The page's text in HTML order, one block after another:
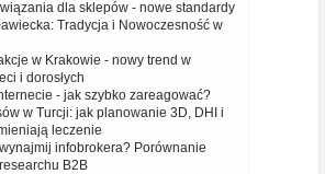
dla sklepów - nowe standardy
Tradycja i Nowoczesność w
w Krakowie - nowy trend w
i dorosłych
- jak szybko zareagować?
w Turcji: jak planowanie 3D, DHI i
leczenie
infobrokera? Porównanie
B2B